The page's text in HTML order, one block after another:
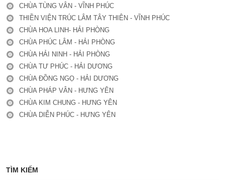
CHÙA TÙNG VÂN - VĨNH PHÚC
THIỀN VIỆN TRÚC LÂM TÂY THIÊN - VĨNH PHÚC
CHÙA HOA LINH- HẢI PHÒNG
CHÙA PHÚC LÂM - HẢI PHÒNG
CHÙA HẢI NINH - HẢI PHÒNG
CHÙA TƯ PHÚC - HẢI DƯƠNG
CHÙA ĐỒNG NGỌ - HẢI DƯƠNG
CHÙA PHÁP VÂN - HƯNG YÊN
CHÙA KIM CHUNG - HƯNG YÊN
CHÙA DIỄN PHÚC - HƯNG YÊN
TÌM KIẾM